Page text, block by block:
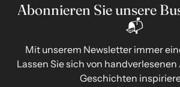
Abonnieren Sie unsere
📬
Mit unserem Newsletter immer
Lassen Sie sich von
Geschichten